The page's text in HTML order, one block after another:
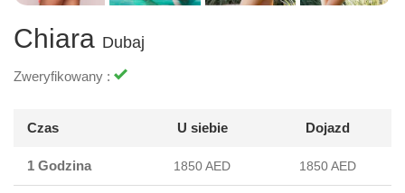
Chiara Dubaj
Zweryfikowany :
Czas U siebie Dojazd
1 Godzina 1850 AED 1850 AED